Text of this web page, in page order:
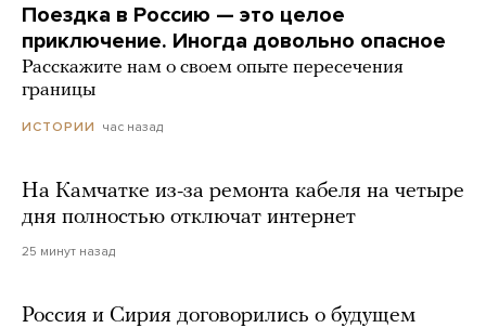
Поездка в Россию — это целое
приключение. Иногда довольно опасное
Расскажите нам о своем опыте пересечения
границы
ИСТОРИИ час назад
На Камчатке из-за ремонта кабеля на четыре
дня полностью отключат интернет
25 минут назад
Россия и Сирия договорились о будущем